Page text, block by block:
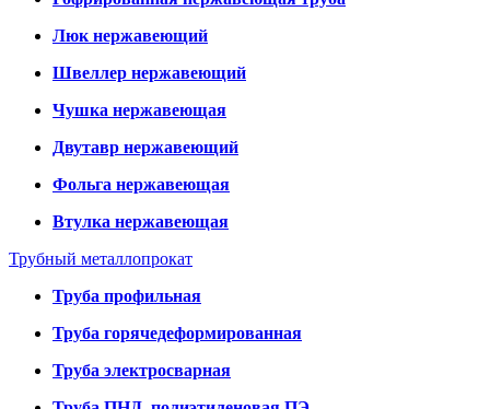
Люк нержавеющий
Швеллер нержавеющий
Чушка нержавеющая
Двутавр нержавеющий
Фольга нержавеющая
Втулка нержавеющая
Трубный металлопрокат
Труба профильная
Труба горячедеформированная
Труба электросварная